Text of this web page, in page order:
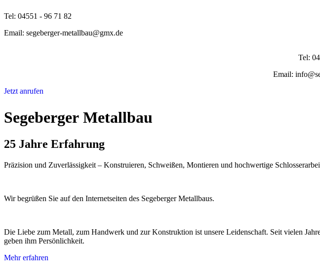
Tel: 04551 - 96 71 82
Email: segeberger-metallbau@gmx.de
Tel:
Email:
Jetzt anrufen
Segeberger Metallbau
25 Jahre Erfahrung
Präzision und Zuverlässigkeit – Konstruieren, Schweißen, Montieren und hochwertige
Wir begrüßen Sie auf den Internetseiten des Segeberger Metallbaus.
Die Liebe zum Metall, zum Handwerk und zur Konstruktion ist unsere Leidenschaft. Seit vielen
geben ihm Persönlichkeit.
Mehr erfahren